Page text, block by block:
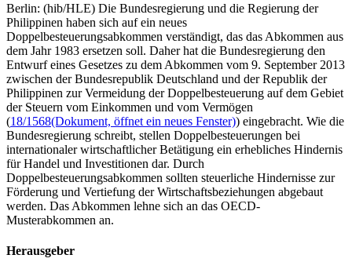
Berlin: (hib/HLE) Die Bundesregierung und die Regierung der
Philippinen haben sich auf ein neues
Doppelbesteuerungsabkommen verständigt, das das Abkommen aus
dem Jahr 1983 ersetzen soll. Daher hat die Bundesregierung den
Entwurf eines Gesetzes zu dem Abkommen vom 9. September 2013
zwischen der Bundesrepublik Deutschland und der Republik der
Philippinen zur Vermeidung der Doppelbesteuerung auf dem Gebiet
der Steuern vom Einkommen und vom Vermögen
(18/1568(Dokument, öffnet ein neues Fenster)) eingebracht. Wie die
Bundesregierung schreibt, stellen Doppelbesteuerungen bei
internationaler wirtschaftlicher Betätigung ein erhebliches Hindernis
für Handel und Investitionen dar. Durch
Doppelbesteuerungsabkommen sollten steuerliche Hindernisse zur
Förderung und Vertiefung der Wirtschaftsbeziehungen abgebaut
werden. Das Abkommen lehne sich an das OECD-
Musterabkommen an.
Herausgeber